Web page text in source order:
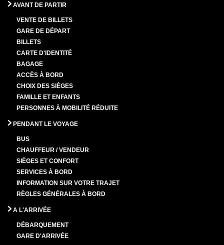
AVANT DE PARTIR
VENTE DE BILLETS
GARE DE DÉPART
BILLETS
CARTE D'IDENTITÉ
BAGAGE
ACCÈS À BORD
CHOIX DES SIÈGES
FAMILLE ET ENFANTS
PERSONNES À MOBILITÉ RÉDUITE
PENDANT LE VOYAGE
BUS
CHAUFFEUR / VENDEUR
SIÈGES ET CONFORT
SERVICES À BORD
INFORMATION SUR VOTRE TRAJET
RÈGLES GÉNÉRALES À BORD
A L'ARRIVÉE
DÉBARQUEMENT
GARE D'ARRIVÉE